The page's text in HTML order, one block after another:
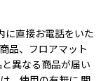
に直接お電話をいた
品、フロアマット
異なる商品が届い